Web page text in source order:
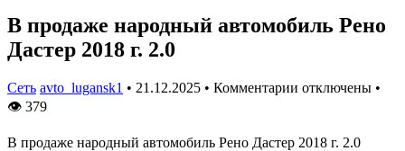
В продаже народный автомобиль Рено
Дастер 2018 г. 2.0
Сеть avto_lugansk1 • 21.12.2025 • Комментарии отключены •
👁 379
В продаже народный автомобиль Рено Дастер 2018 г. 2.0